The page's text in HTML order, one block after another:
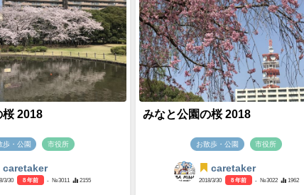
桜 2018
歩・公園 市役所
caretaker
3/30 8 年前 - №3011 2155
みなと公園の桜 2018
お散歩・公園 市役所
caretaker
2018/3/30 8 年前 - №3022 1962